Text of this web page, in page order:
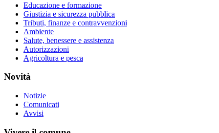
Educazione e formazione
Giustizia e sicurezza pubblica
Tributi, finanze e contravvenzioni
Ambiente
Salute, benessere e assistenza
Autorizzazioni
Agricoltura e pesca
Novità
Notizie
Comunicati
Avvisi